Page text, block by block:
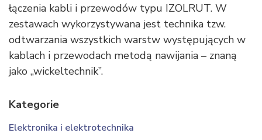
łączenia kabli i przewodów typu IZOLRUT. W
zestawach wykorzystywana jest technika tzw.
odtwarzania wszystkich warstw występujących w
kablach i przewodach metodą nawijania – znaną
jako „wickeltechnik”.
Kategorie
Elektronika i elektrotechnika